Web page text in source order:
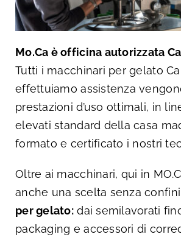
Mo.Ca è officina autorizzata
Tutti i macchinari per gelato
effettuiamo assistenza
prestazioni d’uso ottimali, in
elevati standard della casa
formato e certificato i nostri
Oltre ai macchinari, qui in
anche una scelta senza
per gelato:dai semilavorati
packaging e accessori di